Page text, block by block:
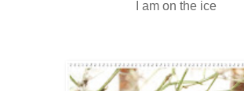
I am on the ice